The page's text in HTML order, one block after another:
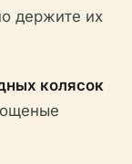
держите их
колясок